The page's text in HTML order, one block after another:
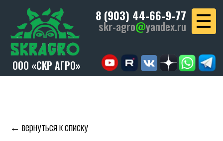
8 (903) 44-66-9-77
skr-agro@ yandex.ru
ООО «СКР АГРО»
← вернуться к списку